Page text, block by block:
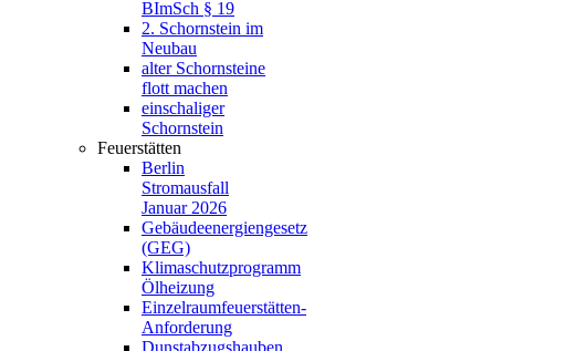
BImSch § 19
2. Schornstein im
Neubau
alter Schornsteine
flott machen
einschaliger
Schornstein
Feuerstätten
Berlin
Stromausfall
Januar 2026
Gebäudeenergiengesetz
(GEG)
Klimaschutzprogramm
Ölheizung
Einzelraumfeuerstätten-
Anforderung